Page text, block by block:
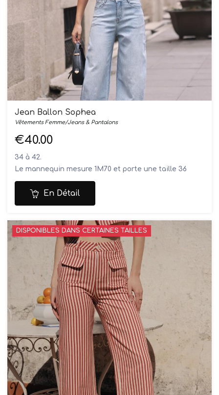
Jean Ballon Sophea
Vêtements Femme/Jeans & Pantalons
€40.00
34 à 42.
Le mannequin mesure 1M70 et porte une taille 36
Composition: 63% coton, 32% polyester, 2% viscose,
3% élasthanne
Lavage en machine à 30°
En Détail
DISPONIBLES DANS CERTAINES TAILLES